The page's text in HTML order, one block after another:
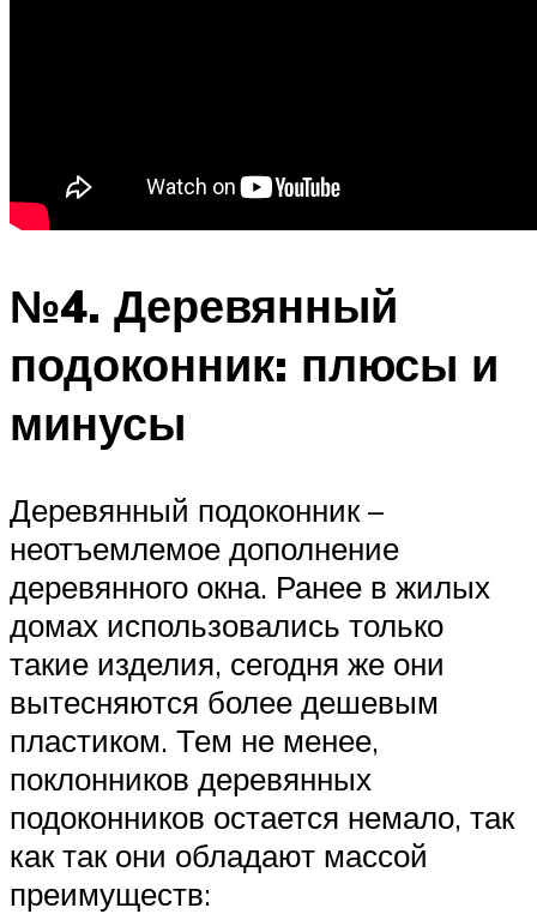
№4. Деревянный
подоконник: плюсы и
минусы
Деревянный подоконник –
неотъемлемое дополнение
деревянного окна. Ранее в жилых
домах использовались только
такие изделия, сегодня же они
вытесняются более дешевым
пластиком. Тем не менее,
поклонников деревянных
подоконников остается немало, так
как так они обладают массой
преимуществ: